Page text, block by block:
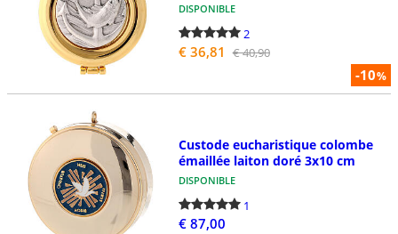
-10%
DISPONIBLE
2
€ 36,81 € 40,90
Custode eucharistique colombe
émaillée laiton doré 3x10 cm
DISPONIBLE
1
€ 87,00